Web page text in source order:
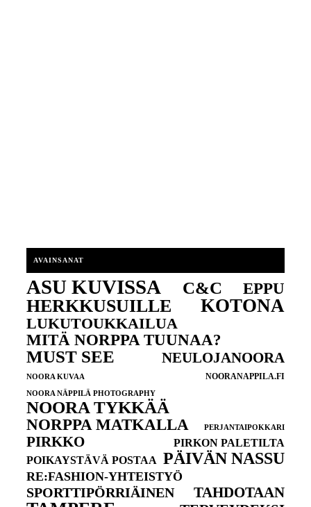
AVAINSANAT
ASU KUVISSA C&C EPPU
HERKKUSUILLE KOTONA
LUKUTOUKKAILUA
MITÄ NORPPA TUUNAA?
MUST SEE NEULOJANOORA
NOORA KUVAA NOORANAPPILA.FI
NOORA NÄPPILÄ PHOTOGRAPHY
NOORA TYKKÄÄ
NORPPA MATKALLA PERJANTAIPOKKARI
PIRKKO
PIRKON PALETILTA
POIKAYSTÄVÄ POSTAA PÄIVÄN NASSU
RE:FASHION-YHTEISTYÖ
SPORTTIPÖRRIÄINEN TAHDOTAAN